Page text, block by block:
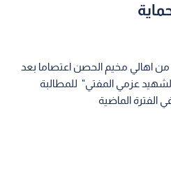
من اهالي مخيم الحصن اعتصاما بعد
عزمي المفتي" للمطالبة
الفترة الماضية